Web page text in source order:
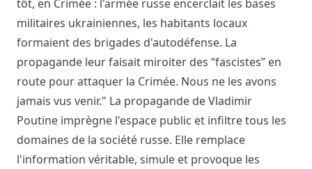
tôt, en Crimée : l'armée russe encerclait les bases
militaires ukrainiennes, les habitants locaux
formaient des brigades d'autodéfense. La
propagande leur faisait miroiter des “fascistes” en
route pour attaquer la Crimée. Nous ne les avons
jamais vus venir." La propagande de Vladimir
Poutine imprègne l'espace public et infiltre tous les
domaines de la société russe. Elle remplace
l'information véritable, simule et provoque les